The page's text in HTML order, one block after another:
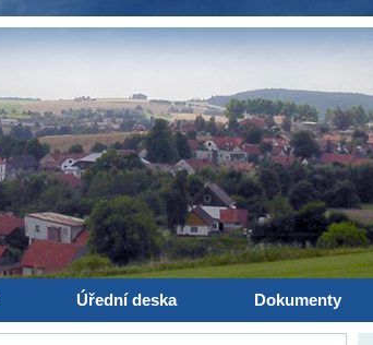
Úřední deska Dokumenty